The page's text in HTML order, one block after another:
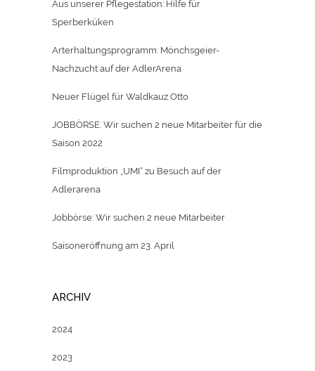
Aus unserer Pflegestation: Hilfe für
Sperberküken
Arterhaltungsprogramm: Mönchsgeier-
Nachzucht auf der AdlerArena
Neuer Flügel für Waldkauz Otto
JOBBÖRSE: Wir suchen 2 neue Mitarbeiter für die
Saison 2022
Filmproduktion „UMI“ zu Besuch auf der
Adlerarena
Jobbörse: Wir suchen 2 neue Mitarbeiter
Saisoneröffnung am 23. April
ARCHIV
2024
2023